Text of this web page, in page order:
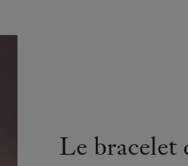
Le bracelet